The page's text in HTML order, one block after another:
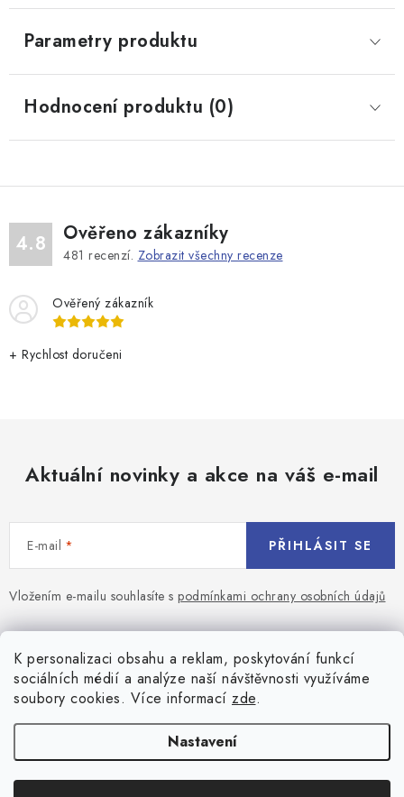
K personalizaci obsahu a reklam, poskytování funkcí
sociálních médií a analýze naší návštěvnosti využíváme
soubory cookies. Více informací zde.
Nastavení
Parametry produktu
Hodnocení produktu (0)
4.8 Ověřeno zákazníky
481 recenzí. Zobrazit všechny recenze
Ověřený zákazník
+ Rychlost doručeni
Aktuální novinky a akce na váš e-mail
E-mail
Vložením e-mailu souhlasíte s podmínkami ochrany osobních údajů
PŘIHLÁSIT SE
Z
á
Blog
Jaký terč na šipky vybrat pro začátečníka?
Přihlášení
Všeobecné obchodní podmínky